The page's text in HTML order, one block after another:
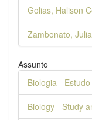
Golias, Halison
Zambonato,
Assunto
Biologia -
Biology - Study